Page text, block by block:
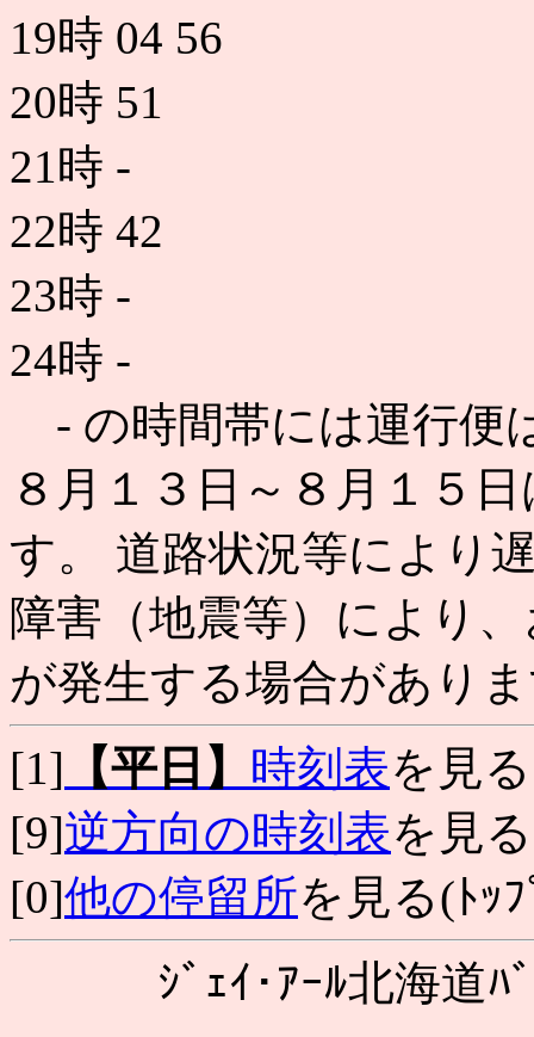
19時 04 56
20時 51
21時 -
22時 42
23時 -
24時 -
- の時間帯には運行便
８月１３日～８月１５
す。 道路状況等により
障害（地震等）により
が発生する場合があり
[1] 【平日】 時刻表を見る
[9]逆方向の時刻表を見る
[0]他の停留所を見る(ﾄｯ
ｼﾞｪｲ･ｱｰﾙ北海道